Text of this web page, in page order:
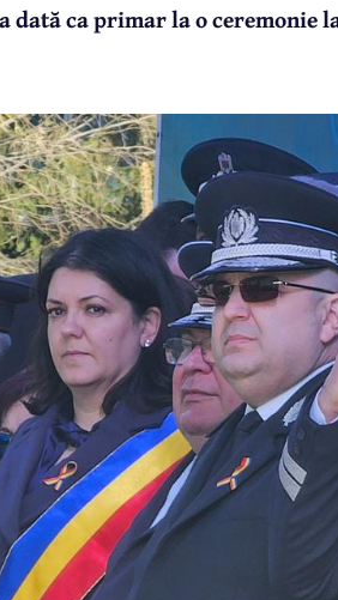
ca primar la o ceremonie